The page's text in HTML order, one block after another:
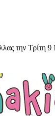
την Τρίτη 9